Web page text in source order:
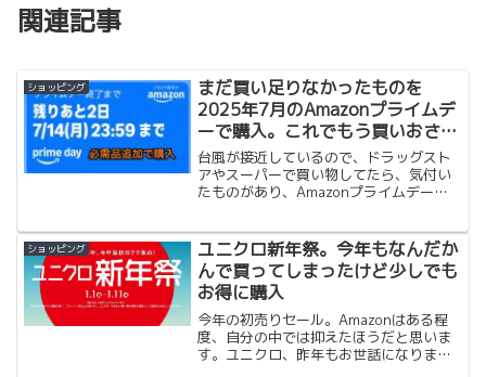
関連記事
ショッピング
まだ買い足りなかったものを
2025年7月のAmazonプライムデ
ーで購入。これでもう買いおさめ
です。
台風が接近しているので、ドラッグスト
アやスーパーで買い物してたら、気付い
たものがあり、Amazonプライムデーで
ので、買うことは無いと（多分）思って
ますが、少しでも安く買えるのは助かり
ます。
ショッピング
ユニクロ新年祭。今年もなんだか
んで買ってしまったけど少しでも
お得に購入
今年の初売りセール。Amazonはある程
度、自分の中では抑えたほうだと思いま
す。ユニクロ、昨年もお世話になりまし